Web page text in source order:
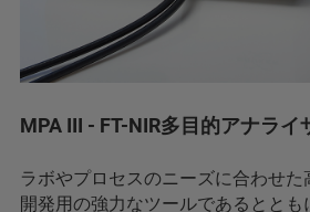
MPA III - FT-NIR多目的アナライ
ラボやプロセスのニーズに合わせ
開発用の強力なツールであるととも